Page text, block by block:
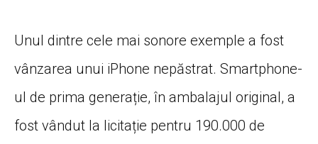
Unul dintre cele mai sonore exemple a fost
vânzarea unui iPhone nepăstrat. Smartphone-
ul de prima generație, în ambalajul original, a
fost vândut la licitație pentru 190.000 de